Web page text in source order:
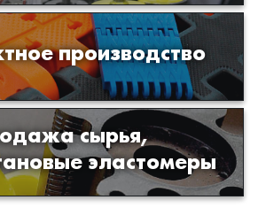
производство
изделий из пластиков
по образцам либо
чертежам заказчика
сырья,
эластомеры
сырья для производства
изделий из полиуретана